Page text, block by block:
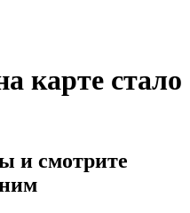
карте стало
и смотрите